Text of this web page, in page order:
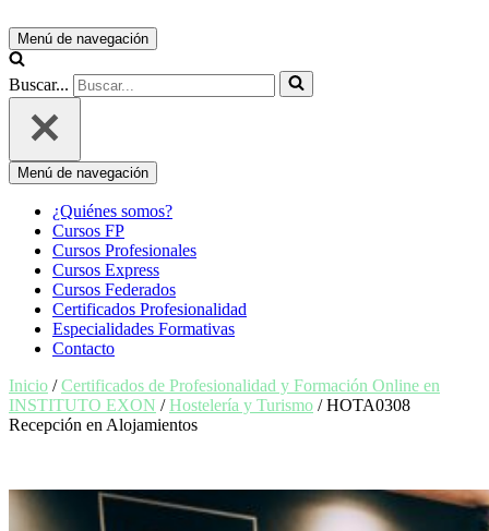
Menú de navegación
Buscar...
Menú de navegación
¿Quiénes somos?
Cursos FP
Cursos Profesionales
Cursos Express
Cursos Federados
Certificados Profesionalidad
Especialidades Formativas
Contacto
Inicio /Certificados de Profesionalidad y Formación Online en
INSTITUTO EXON /Hostelería y Turismo / HOTA0308
Recepción en Alojamientos